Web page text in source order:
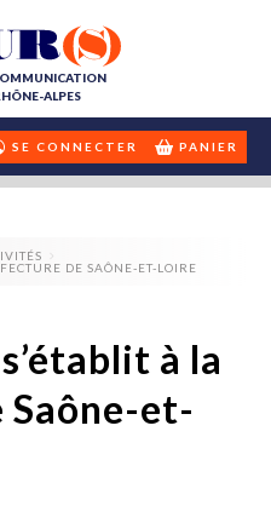
ALPES
SE CONNECTER PANIER
DE SAÔNE-ET-LOIRE
à la
et-